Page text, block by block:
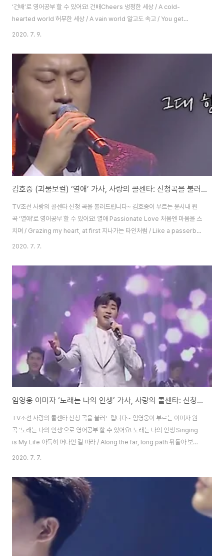
‘건배’로 영어공부 할 수 있어요! 건배Cheers 냉정한 세상 / A cold-
hearted world 허무한 세상 / A vain world 알고도 속고 / You get
deceived when you know 모르고도 속는 세상 / And even when you
what thinks 가엾은 엄니 / My poor mother 원망일랑 말어라 / Do not
resent 가는 세월에 / As the time goes 저가는 청춘에 / As the youth
passes 너나 나나 / Either you or me ..
2020. 7. 9.
김호중 (괴물보컬) ‘열애’ 가사, 사랑의 콜센타: 신청곡을 불러드립니다~ [트로트 영어로]
TV조선 사랑의 콜센타 신청 곡을 불러드립니다~ 김호중이 부르는 윤시내 원
곡 ‘열애’로 영어공부 할 수 있어요! 열애 Passionate Love 처음엔 마음을 스
치며 / Grazing my heart, at first 지나가는 타인처럼 / Like a passerby
흩어지는 바람인 줄 알았는데 / I thought it was the flowing wind 앉으나
대 향한 그리움 / My longing for you 그대의 그림자에 싸여 / Wrapped in
your shadow 이 한 세월 그대와 함께 하나니 / I have been with you all
these years 그대의 가슴에 /..
2020. 7. 7.
임영웅 이미자 ‘노래는 나의 인생’ 가사, 사랑의 콜센타: 신청곡을 불러드립니다~ [트로트 영어로]
TV조선 사랑의 콜센타 신청 곡을 불러드립니다~ 임영웅이 부르는 이미자 원
곡 ‘노래는 나의 인생’으로 영어공부 할 수 있어요! 노래는 나의 인생 Singing
is My Life 아득히 머나먼 길 따라 / Along the far, long path 뒤돌아 보면
은 외로운 길 / Looking back, a lonely path 비를 맞으며 험한 길 헤쳐서 /
끝없이 기나긴 길 따라 / Along the endless, long path 꿈 찾아 걸어온 지
난 세월 / The past years I’ve spent following my dream 괴로운 일도
슬픔의 눈물도 The hardships ..
2020. 7. 7.